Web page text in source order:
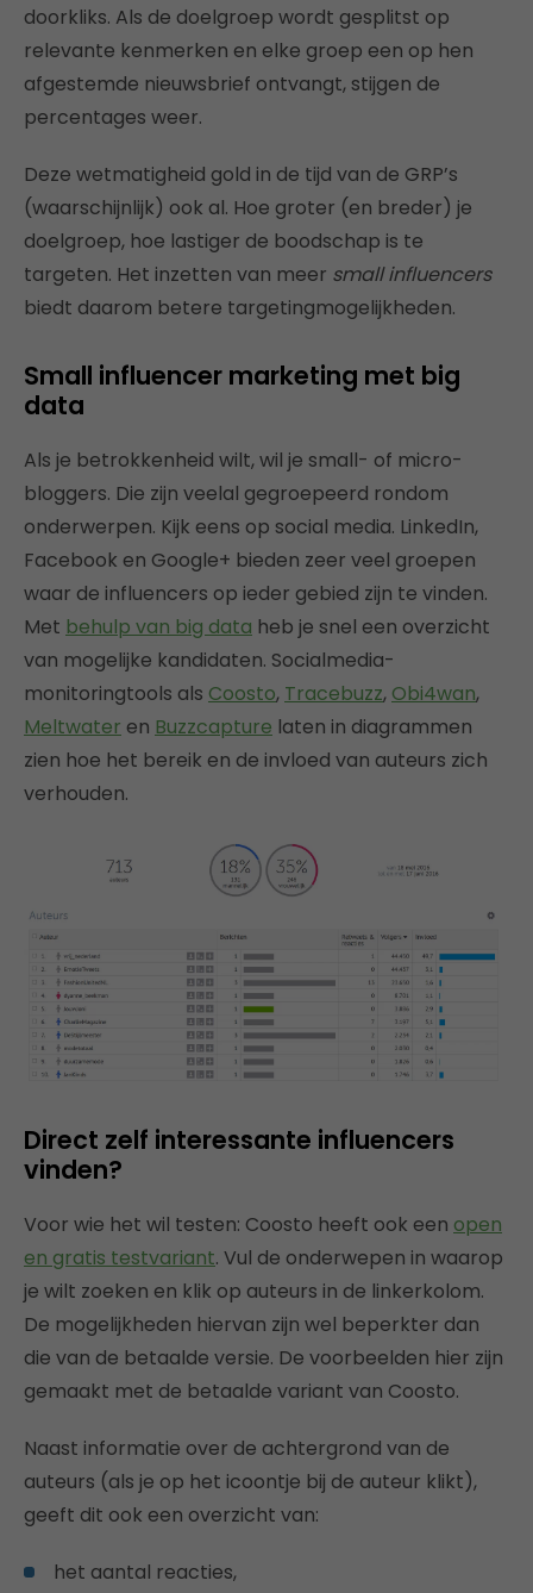
doorkliks. Als de doelgroep wordt gesplitst op
relevante kenmerken en elke groep een op hen
afgestemde nieuwsbrief ontvangt, stijgen de
percentages weer.
Deze wetmatigheid gold in de tijd van de GRP’s
(waarschijnlijk) ook al. Hoe groter (en breder) je
doelgroep, hoe lastiger de boodschap is te
targeten. Het inzetten van meer small influencers
biedt daarom betere targetingmogelijkheden.
Small influencer marketing met big
data
Als je betrokkenheid wilt, wil je small- of micro-
bloggers. Die zijn veelal gegroepeerd rondom
onderwerpen. Kijk eens op social media. LinkedIn,
Facebook en Google+ bieden zeer veel groepen
waar de influencers op ieder gebied zijn te vinden.
Met behulp van big data heb je snel een overzicht
van mogelijke kandidaten. Socialmedia-
monitoringtools als Coosto, Tracebuzz, Obi4wan,
Meltwater en Buzzcapture laten in diagrammen
zien hoe het bereik en de invloed van auteurs zich
verhouden.
Direct zelf interessante influencers
vinden?
Voor wie het wil testen: Coosto heeft ook een open
en gratis testvariant. Vul de onderwepen in waarop
je wilt zoeken en klik op auteurs in de linkerkolom.
De mogelijkheden hiervan zijn wel beperkter dan
die van de betaalde versie. De voorbeelden hier zijn
gemaakt met de betaalde variant van Coosto.
Naast informatie over de achtergrond van de
auteurs (als je op het icoontje bij de auteur klikt),
geeft dit ook een overzicht van:
het aantal reacties,